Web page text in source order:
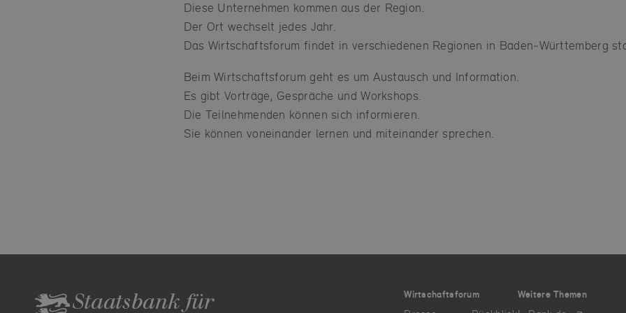
Diese Unternehmen kommen aus der Region.
Der Ort wechselt jedes Jahr.
Das Wirtschaftsforum findet in verschiedenen Regionen in Baden‑Württemberg
Beim Wirtschaftsforum geht es um Austausch und Information.
Es gibt Vorträge, Gespräche und Workshops.
Die Teilnehmenden können sich informieren.
Sie können voneinander lernen und miteinander sprechen.
Staatsbank für Wirtschaftsforum Weitere Themen